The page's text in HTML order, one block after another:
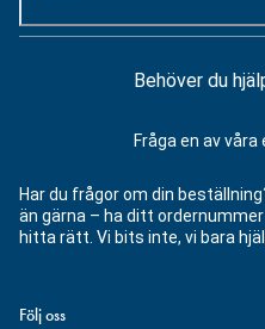
Behöver du
Fråga en av våra
Har du frågor om din
än gärna – ha ditt
hitta rätt. Vi bits inte, vi bara
Följ oss